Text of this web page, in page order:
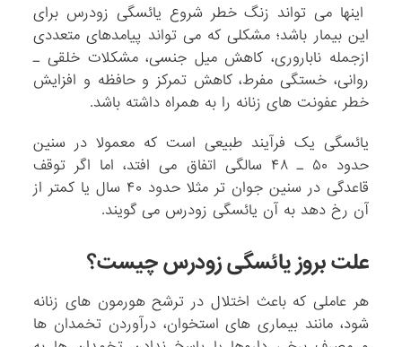
اینها می تواند زنگ خطر شروع یائسگی زودرس برای
این بیمار باشد؛ مشکلی که می تواند پیامدهای متعددی
ازجمله ناباروری، کاهش میل جنسی، مشکلات خلقی ـ
روانی، خستگی مفرط، کاهش تمرکز و حافظه و افزایش
خطر عفونت های زنانه را به همراه داشته باشد.
یائسگی یک فرآیند طبیعی است که معمولا در سنین
حدود ۵۰ ـ ۴۸ سالگی اتفاق می افتد، اما اگر توقف
قاعدگی در سنین جوان تر مثلا حدود ۴۰ سال یا کمتر از
آن رخ دهد به آن یائسگی زودرس می گویند.
علت بروز یائسگی زودرس چیست؟
هر عاملی که باعث اختلال در ترشح هورمون های زنانه
شود، مانند بیماری های استخوان، درآوردن تخمدان ها